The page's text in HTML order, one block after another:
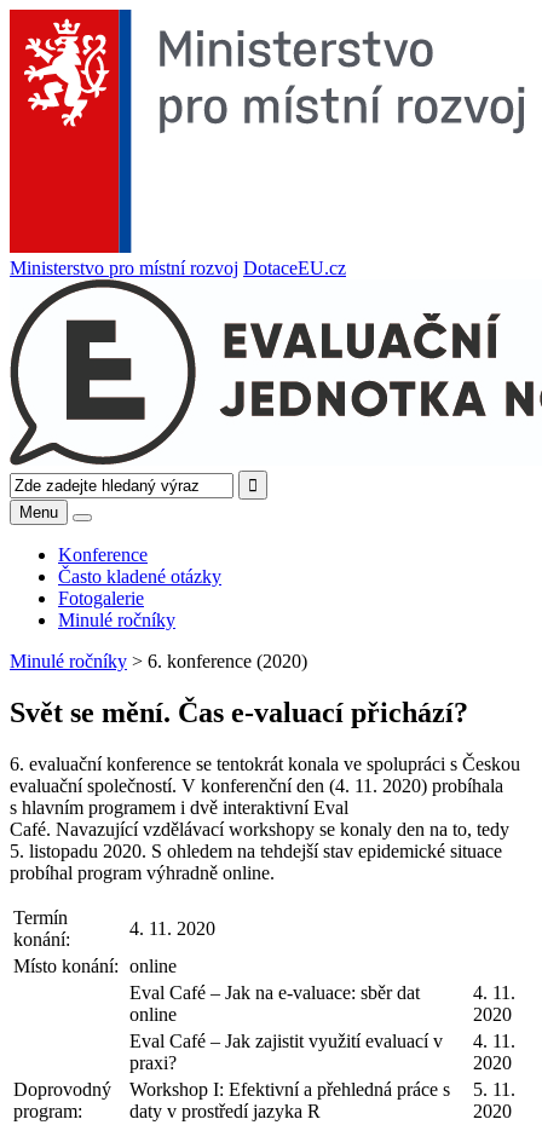
Ministerstvo pro místní rozvoj DotaceEU.cz
Menu
Konference
Často kladené otázky
Fotogalerie
Minulé ročníky
Minulé ročníky > 6. konference (2020)
Svět se mění. Čas e-valuací přichází?
6. evaluační konference se tentokrát konala ve spolupráci s Českou
evaluační společností. V konferenční den (4. 11. 2020) probíhala
s hlavním programem i dvě interaktivní Eval
Café. Navazující vzdělávací workshopy se konaly den na to, tedy
5. listopadu 2020. S ohledem na tehdejší stav epidemické situace
probíhal program výhradně online.
Termín
konání:
4. 11. 2020
Místo konání: online
Eval Café – Jak na e-valuace: sběr dat
online
4. 11.
2020
Eval Café – Jak zajistit využití evaluací v
praxi?
4. 11.
2020
Doprovodný
program:
Workshop I: Efektivní a přehledná práce s
daty v prostředí jazyka R
5. 11.
2020